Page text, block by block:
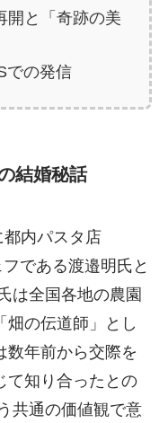
開と「奇跡の美
での発信
結婚秘話
内パスタ店
である渡邉明氏と
は全国各地の農園
畑の伝道師」とし
数年前から交際を
て知り合ったとの
共通の価値観で意